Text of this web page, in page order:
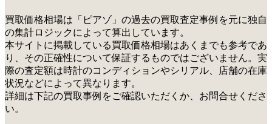
買取価格相場は「ピアゾ」の過去の買取査定事例を元に独自
の集計ロジックによって算出しています。
本サイトに掲載している買取価格相場はあくまでも参考であ
り、その正確性について保証するものではございません。実
際の査定額は時計のコンディションやシリアル、店舗の在庫
状況などによって異なります。
詳細は下記の買取事例をご確認いただくか、お問合せくださ
い。